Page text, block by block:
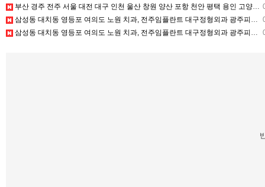
부산 경주 전주 서울 대전 대구 인천 울산 창원 양산 포항 천안 평택 용인 고양 성남 수원 일수, 미용학원, 가족사진, 점집, 한복대여, 독학재수학원, 재회부적 정보
삼성동 대치동 영등포 여의도 노원 치과, 전주임플란트 대구정형외과 광주피부과 정보
삼성동 대치동 영등포 여의도 노원 치과, 전주임플란트 대구정형외과 광주피부과 정보